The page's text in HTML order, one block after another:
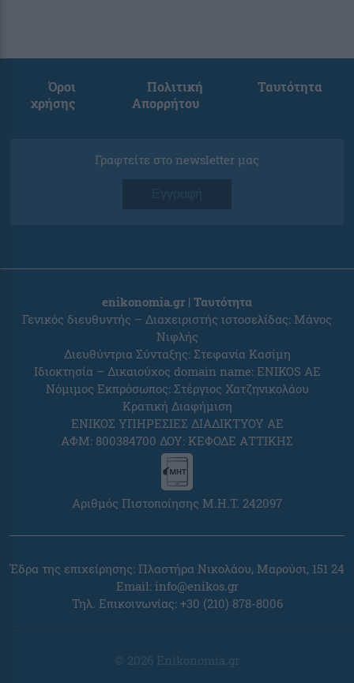
Όροι
χρήσης
Πολιτική
Απορρήτου
Ταυτότητα
Γραφτείτε στο newsletter μας
Εγγραφή
enikonomia.gr | Ταυτότητα
Γενικός διευθυντής – Διαχειριστής ιστοσελίδας: Μάνος
Νιφλής
Διευθύντρια Σύνταξης: Στεφανία Κασίμη
Ιδιοκτησία – Δικαιούχος domain name: ENIKOS AE
Νόμιμος Εκπρόσωπος: Στέργιος Χατζηνικολάου
Κρατική Διαφήμιση
ΕΝΙΚΟΣ ΥΠΗΡΕΣΙΕΣ ΔΙΑΔΙΚΤΥΟΥ ΑΕ
ΑΦΜ: 800384700 ΔΟΥ: ΚΕΦΟΔΕ ΑΤΤΙΚΗΣ
Αριθμός Πιστοποίησης Μ.Η.Τ. 242097
Έδρα της επιχείρησης: Πλαστήρα Νικολάου, Μαρούσι, 151 24
Email: info@enikos.gr
Τηλ. Επικοινωνίας: +30 (210) 878-8006